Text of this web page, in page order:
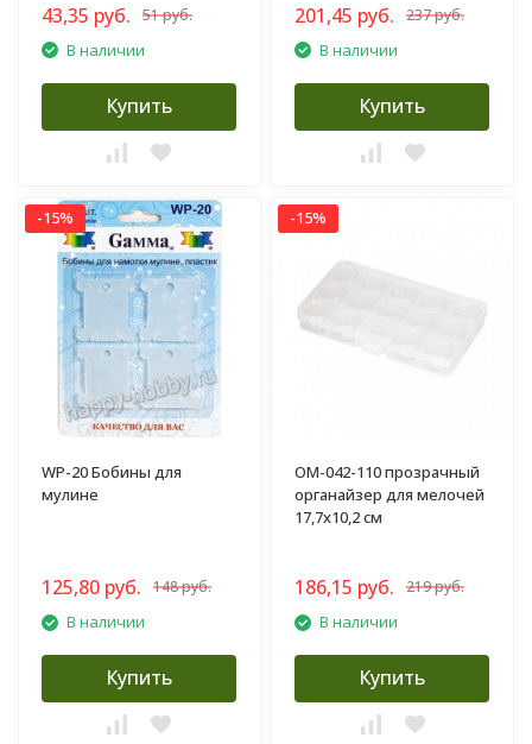
43,35 руб. 51 руб.
В наличии
Купить
201,45 руб. 237 руб.
В наличии
Купить
-15%
WP-20 Бобины для
мулине
125,80 руб. 148 руб.
В наличии
Купить
-15%
OM-042-110 прозрачный
органайзер для мелочей
17,7х10,2 см
186,15 руб. 219 руб.
В наличии
Купить